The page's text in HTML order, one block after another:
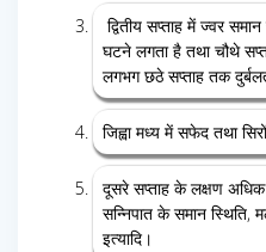
द्वितीय सप्ताह में ज्वर
घटने लगता है तथा चौथे
लगभग छठे सप्ताह तक
जिह्वा मध्य में सफेद तथा
दूसरे सप्ताह के लक्षण
सन्निपात के समान स्थिति,
इत्यादि।